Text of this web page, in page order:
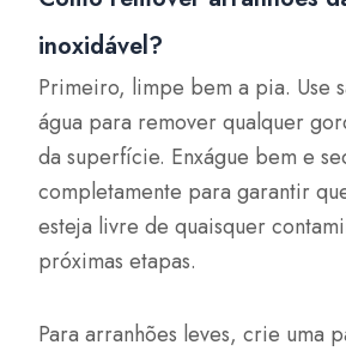
inoxidável?
Primeiro, limpe bem a pia. Use
água para remover qualquer
da superfície. Enxágue bem e
completamente para garantir
esteja livre de quaisquer
próximas etapas.
Para arranhões leves, crie uma